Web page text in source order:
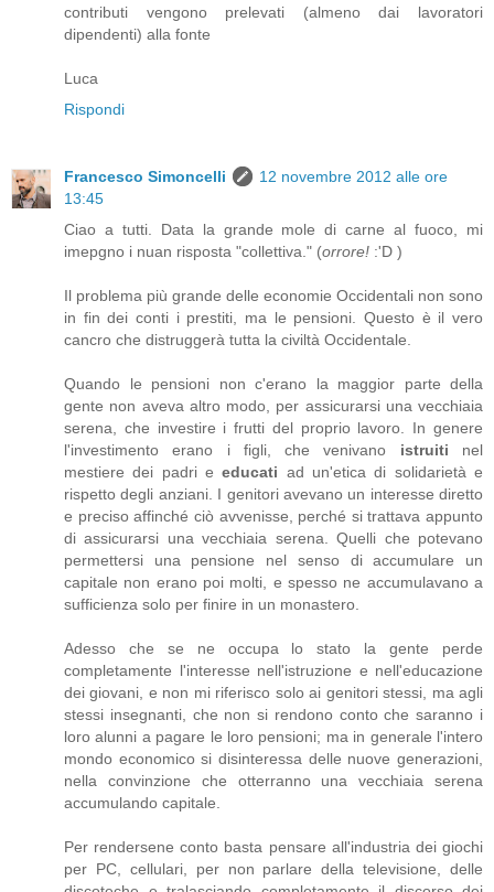
contributi vengono prelevati (almeno dai lavoratori
dipendenti) alla fonte
Luca
Rispondi
Francesco Simoncelli
12 novembre 2012 alle ore
13:45
Ciao a tutti. Data la grande mole di carne al fuoco, mi
imepgno i nuan risposta "collettiva." (orrore! :'D )
Il problema più grande delle economie Occidentali non sono
in fin dei conti i prestiti, ma le pensioni. Questo è il vero
cancro che distruggerà tutta la civiltà Occidentale.
Quando le pensioni non c'erano la maggior parte della
gente non aveva altro modo, per assicurarsi una vecchiaia
serena, che investire i frutti del proprio lavoro. In genere
l'investimento erano i figli, che venivano istruiti nel
mestiere dei padri eeducati ad un'etica di solidarietà e
rispetto degli anziani. I genitori avevano un interesse diretto
e preciso affinché ciò avvenisse, perché si trattava appunto
di assicurarsi una vecchiaia serena. Quelli che potevano
permettersi una pensione nel senso di accumulare un
capitale non erano poi molti, e spesso ne accumulavano a
sufficienza solo per finire in un monastero.
Adesso che se ne occupa lo stato la gente perde
completamente l'interesse nell'istruzione e nell'educazione
dei giovani, e non mi riferisco solo ai genitori stessi, ma agli
stessi insegnanti, che non si rendono conto che saranno i
loro alunni a pagare le loro pensioni; ma in generale l'intero
mondo economico si disinteressa delle nuove generazioni,
nella convinzione che otterranno una vecchiaia serena
accumulando capitale.
Per rendersene conto basta pensare all'industria dei giochi
per PC, cellulari, per non parlare della televisione, delle